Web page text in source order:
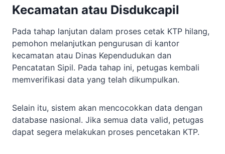
Kecamatan atau Disdukcapil
Pada tahap lanjutan dalam proses cetak KTP hilang,
pemohon melanjutkan pengurusan di kantor
kecamatan atau Dinas Kependudukan dan
Pencatatan Sipil. Pada tahap ini, petugas kembali
memverifikasi data yang telah dikumpulkan.
Selain itu, sistem akan mencocokkan data dengan
database nasional. Jika semua data valid, petugas
dapat segera melakukan proses pencetakan KTP.